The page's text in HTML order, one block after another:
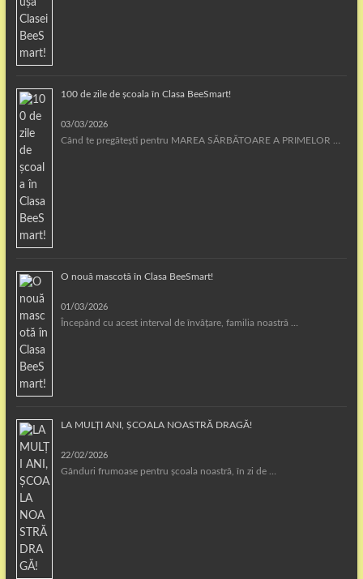
100 de zile de școala în Clasa BeeSmart!
03/03/2026
Când te pregătești pentru MAREA SĂRBĂTOARE A PRIMELOR …
O nouă mascotă în Clasa BeeSmart!
01/03/2026
Începând cu acest interval de învățare, familia noastră …
LA MULȚI ANI, ȘCOALA NOASTRĂ DRAGĂ!
22/02/2026
Gânduri frumoase pentru școala noastră, în zi de …